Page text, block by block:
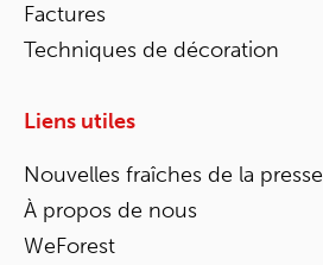
Factures
Techniques de décoration
Liens utiles
Nouvelles fraîches de la presse
À propos de nous
WeForest